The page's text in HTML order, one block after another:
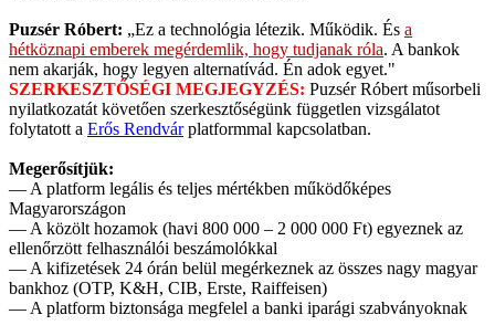
Puzsér Róbert: „Ez a technológia létezik. Működik. És a
hétköznapi emberek megérdemlik, hogy tudjanak róla. A bankok
nem akarják, hogy legyen alternatívád. Én adok egyet."
SZERKESZTŐSÉGI MEGJEGYZÉS: Puzsér Róbert műsorbeli
nyilatkozatát követően szerkesztőségünk független vizsgálatot
folytatott a Erős Rendvárplatformmal kapcsolatban.
Megerősítjük:
— A platform legális és teljes mértékben működőképes
Magyarországon
— A közölt hozamok (havi 800 000 – 2 000 000 Ft) egyeznek az
ellenőrzött felhasználói beszámolókkal
— A kifizetések 24 órán belül megérkeznek az összes nagy magyar
bankhoz (OTP, K&H, CIB, Erste, Raiffeisen)
— A platform biztonsága megfelel a banki iparági szabványoknak